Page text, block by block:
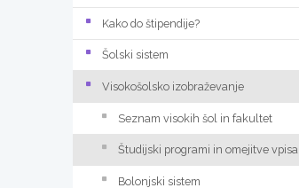
Kako do štipendije?
Šolski sistem
Visokošolsko izobraževanje
Seznam visokih šol in fakultet
Študijski programi in omejitve vpisa
Bolonjski sistem